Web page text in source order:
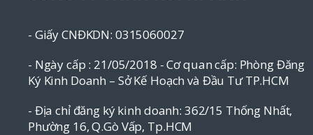
- Giấy CNĐKDN: 0315060027
- Ngày cấp : 21/05/2018 - Cơ quan cấp: Phòng Đăng
Ký Kinh Doanh – Sở Kế Hoạch và Đầu Tư TP.HCM
- Địa chỉ đăng ký kinh doanh: 362/15 Thống Nhất,
Phường 16, Q.Gò Vấp, Tp.HCM